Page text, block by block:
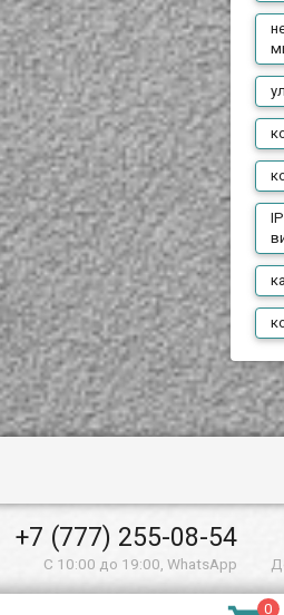
+7 (777) 255-08-54
С 10:00 до 19:00, WhatsApp